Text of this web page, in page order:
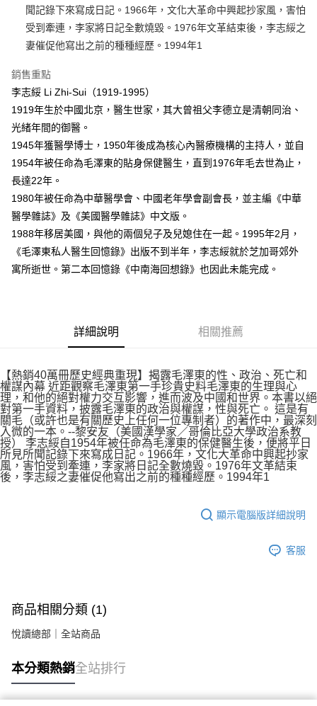
聞記錄下來寫成日記。1966年，文化大革命中興起抄家風，害怕
受到牽連，李家將日記全數燒毀。1976年文革結束後，李志綏之
妻催促他寫出之前的種種經歷。1994年1
銷售重點
李志綏 Li Zhi-Sui（1919-1995）
1919年生於中國北京，醫生世家，其大曾祖父李德立是清朝同治、
光緒年間的御醫。
1945年獲醫學博士，1950年後成為核心內醫療機構的主持人，並自
1954年被任命為毛澤東的貼身保健醫生，直到1976年毛去世為止，
長達22年。
1980年被任命為中華醫學會、中國老年學會副會長，並主編《中華
醫學雜誌》及《美國醫學雜誌》中文版。
1988年移居美國，與他的兩個兒子及兒媳住在一起。1995年2月，
《毛澤東私人醫生回憶錄》出版不到半年，李志綏就於芝加哥郊外
寓所逝世。第二本回憶錄《中南海回想錄》也因此未能完成。
詳細說明 相關推薦
【熱銷40萬冊歷史經典重現】揭露毛澤東的性、政治、死亡和
權謀內幕 近距觀察毛澤東第一手珍貴史料毛澤東的生理與心
理，和他的絕對權力交互影響，進而波及中國和世界。本書以絕
對第一手資料，披露毛澤東的政治與權謀，性與死亡。 這是有
關毛（或許也是有關歷史上任何一位專制者）的著作中，最深刻
入微的一本。--黎安友（美國漢學家／哥倫比亞大學政治系教
授） 李志綏自1954年被任命為毛澤東的保健醫生後，便將平日
所見所聞記錄下來寫成日記。1966年，文化大革命中興起抄家
風，害怕受到牽連，李家將日記全數燒毀。1976年文革結束
後，李志綏之妻催促他寫出之前的種種經歷。1994年1
顯示電腦版詳細說明
客服
商品相關分類 (1)
悅讀總部｜全站商品
本分類熱銷全站排行